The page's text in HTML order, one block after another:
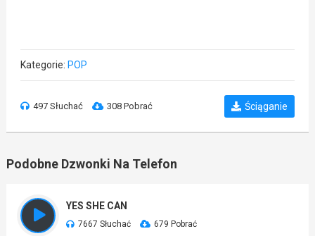
Kategorie: POP
497 Słuchać 308 Pobrać Ściąganie
Podobne Dzwonki Na Telefon
YES SHE CAN
7667 Słuchać 679 Pobrać